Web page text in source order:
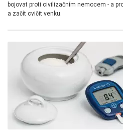
bojovat proti civilizačním nemocem - a
a začít cvičit venku.